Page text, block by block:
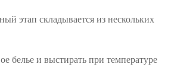
этап складывается из нескольких
белье и выстирать при температуре